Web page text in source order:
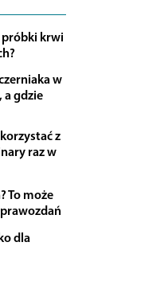
próbki krwi
w
a gdzie
z
raz w
To może
dla